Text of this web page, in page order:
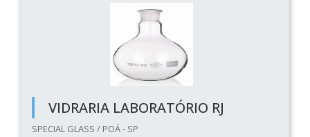
VIDRARIA LABORATÓRIO RJ
SPECIAL GLASS / POÁ - SP